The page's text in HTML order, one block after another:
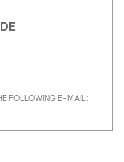
FOLLOWING E-MAIL: